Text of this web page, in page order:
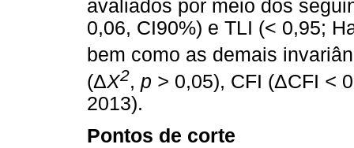
avaliados por meio dos
0,06, CI90%) e TLI (< 0,95;
bem como as demais
(ΔX2, p > 0,05), CFI (ΔCFI <
2013).
Pontos de corte